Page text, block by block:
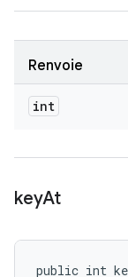
Renvoie
int
keyAt
public int